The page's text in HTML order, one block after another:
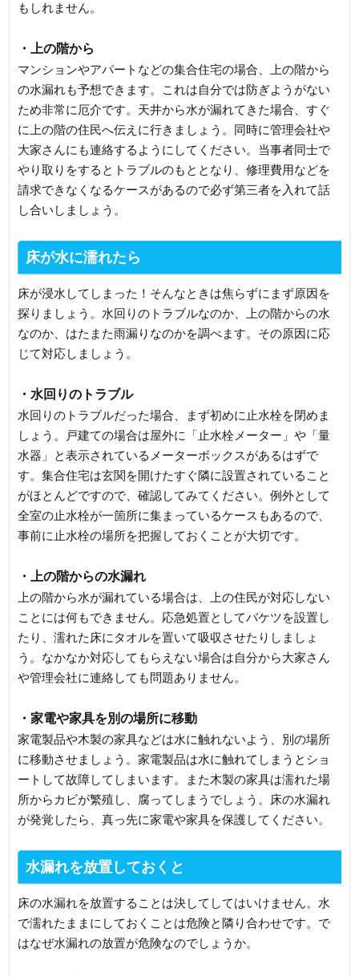
もしれません。
・上の階から
マンションやアパートなどの集合住宅の場合、上の階から
の水漏れも予想できます。これは自分では防ぎようがない
ため非常に厄介です。天井から水が漏れてきた場合、すぐ
に上の階の住民へ伝えに行きましょう。同時に管理会社や
大家さんにも連絡するようにしてください。当事者同士で
やり取りをするとトラブルのもととなり、修理費用などを
請求できなくなるケースがあるので必ず第三者を入れて話
し合いしましょう。
床が水に濡れたら
床が浸水してしまった！そんなときは焦らずにまず原因を
探りましょう。水回りのトラブルなのか、上の階からの水
なのか、はたまた雨漏りなのかを調べます。その原因に応
じて対応しましょう。
・水回りのトラブル
水回りのトラブルだった場合、まず初めに止水栓を閉めま
しょう。戸建ての場合は屋外に「止水栓メーター」や「量
水器」と表示されているメーターボックスがあるはずで
す。集合住宅は玄関を開けたすぐ隣に設置されていること
がほとんどですので、確認してみてください。例外として
全室の止水栓が一箇所に集まっているケースもあるので、
事前に止水栓の場所を把握しておくことが大切です。
・上の階からの水漏れ
上の階から水が漏れている場合は、上の住民が対応しない
ことには何もできません。応急処置としてバケツを設置し
たり、濡れた床にタオルを置いて吸収させたりしましょ
う。なかなか対応してもらえない場合は自分から大家さん
や管理会社に連絡しても問題ありません。
・家電や家具を別の場所に移動
家電製品や木製の家具などは水に触れないよう、別の場所
に移動させましょう。家電製品は水に触れてしまうとショ
ートして故障してしまいます。また木製の家具は濡れた場
所からカビが繁殖し、腐ってしまうでしょう。床の水漏れ
が発覚したら、真っ先に家電や家具を保護してください。
水漏れを放置しておくと
床の水漏れを放置することは決してしてはいけません。水
で濡れたままにしておくことは危険と隣り合わせです。で
はなぜ水漏れの放置が危険なのでしょうか。